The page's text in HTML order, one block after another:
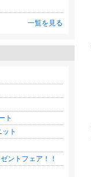
一覧を見る
ト
ト
ントフェア！！